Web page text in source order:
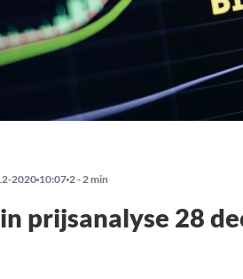
2020 10:07 2 - 2 min
prijsanalyse 28